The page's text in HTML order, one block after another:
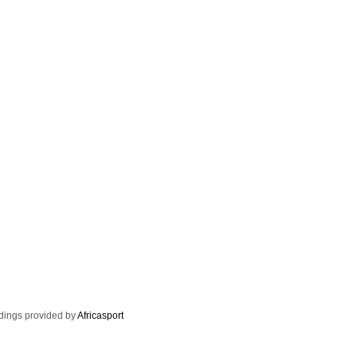
provided byAfricasport